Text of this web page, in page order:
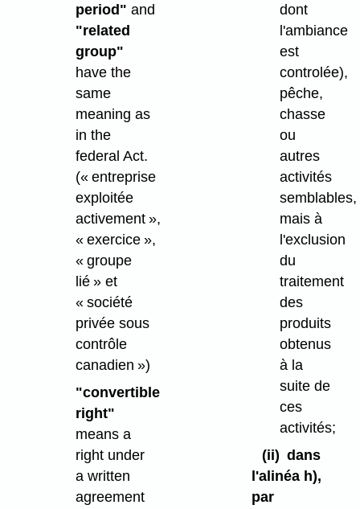
period" and
"related
group"
have the
same
meaning as
in the
federal Act.
(« entreprise
exploitée
activement »,
« exercice »,
« groupe
lié » et
« société
privée sous
contrôle
canadien »)
"convertible
right"
means a
right under
a written
agreement
dont
l'ambiance
est
controlée),
pêche,
chasse
ou
autres
activités
semblables,
mais à
l'exclusion
du
traitement
des
produits
obtenus
à la
suite de
ces
activités;
(ii) dans
l'alinéa h),
par